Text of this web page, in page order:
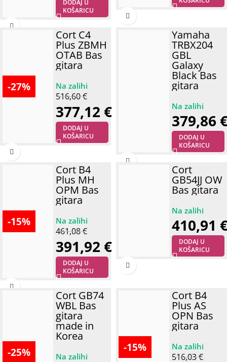
DODAJ U
KOŠARICU
-27%
Cort C4
Plus ZBMH
OTAB Bas
gitara
516,60€
377,12 €
DODAJ U
KOŠARICU
Yamaha
TRBX204
GBL
Galaxy
Black Bas
gitara
379,86
DODAJ U
KOŠARICU
-15%
Cort B4
Plus MH
OPM Bas
gitara
461,08€
391,92 €
DODAJ U
KOŠARICU
Cort
GB54JJ OW
Bas gitara
410,91
DODAJ U
KOŠARICU
-25%
Cort GB74
WBL Bas
gitara
made in
Korea
-15%
Cort B4
Plus AS
OPN Bas
gitara
516,03€